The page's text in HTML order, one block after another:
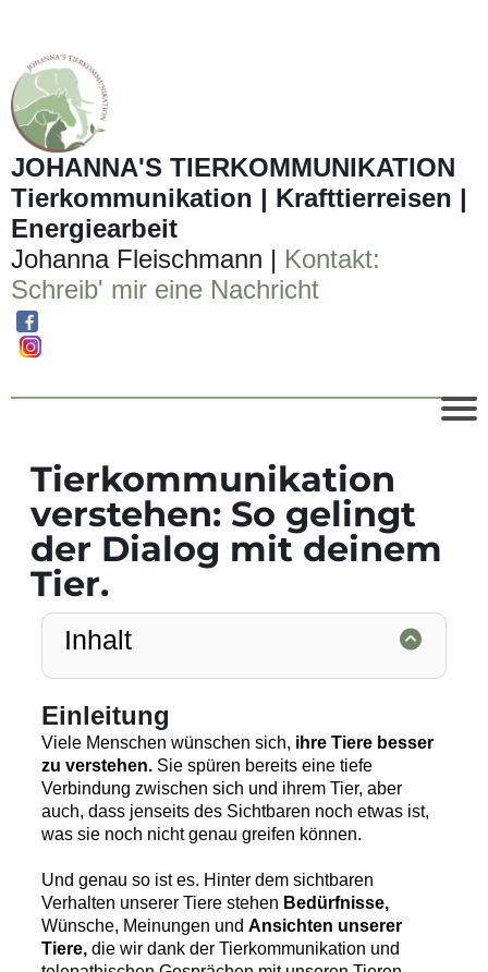
JOHANNA'S TIERKOMMUNIKATION
Tierkommunikation | Krafttierreisen |
Energiearbeit
Johanna Fleischmann | Kontakt:
Schreib' mir eine Nachricht
Tierkommunikation
verstehen: So gelingt
der Dialog mit deinem
Tier.
Inhalt
Einleitung
Viele Menschen wünschen sich, ihre Tiere besser
zu verstehen. Sie spüren bereits eine tiefe
Verbindung zwischen sich und ihrem Tier, aber
auch, dass jenseits des Sichtbaren noch etwas ist,
was sie noch nicht genau greifen können.
Und genau so ist es. Hinter dem sichtbaren
Verhalten unserer Tiere stehen Bedürfnisse,
Wünsche, Meinungen und Ansichten unserer
Tiere, die wir dank der Tierkommunikation und